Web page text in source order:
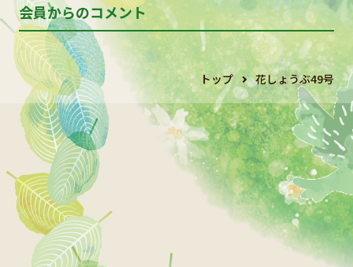
会員からのコメント
トップ 花しょうぶ49号